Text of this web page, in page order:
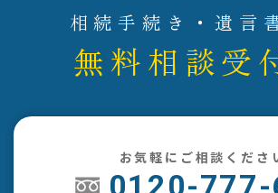
相続手続き・遺言
無料相談受
お気軽にご相談くださ